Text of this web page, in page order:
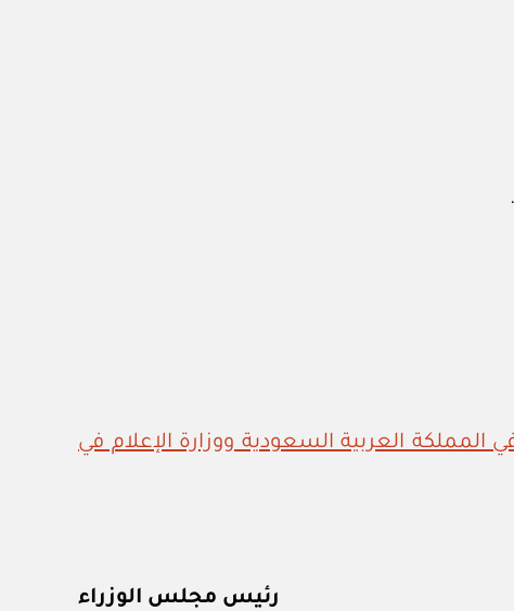
المملكة العربية السعودية ووزارة الإعلام في
رئيس مجلس الوزراء